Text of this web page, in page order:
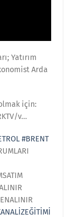
Yatırım
Arda
için:
v…
#BRENT